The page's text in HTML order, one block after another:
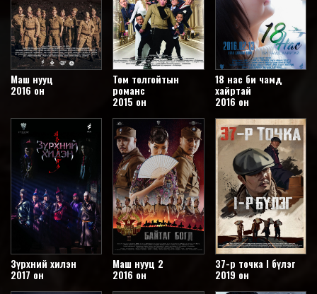
Маш нууц
2016 он
Том толгойтын
романс
2015 он
18 нас би чамд
хайртай
2016 он
Зүрхний хилэн
2017 он
Маш нууц 2
2016 он
37-р точка I бүлэг
2019 он